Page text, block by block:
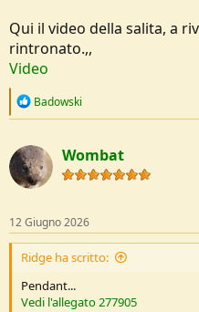
Qui il video della salita, a
rintronato.,,
Video
R
c
t
i
o
s
:
Badowski
Wombat
12 Giugno 2026
Ridge ha scritto:
Pendant...
Vedi l'allegato 277905